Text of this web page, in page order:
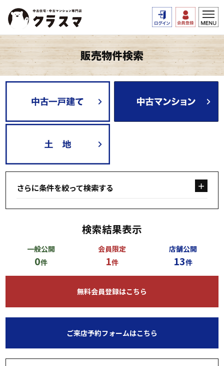
販売物件検索
さらに条件を絞って検索する
検索結果表示
一般公開
0件
会員限定
1件
店舗公開
13件
無料会員登録はこちら
ご来店予約フォームはこちら